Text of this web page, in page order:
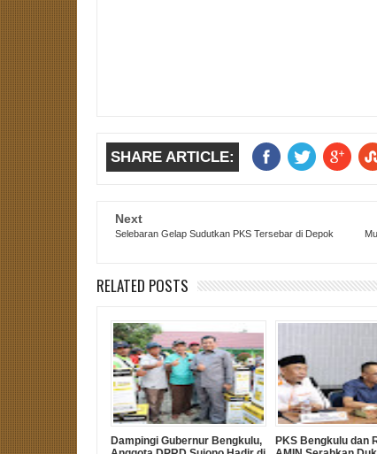
SHARE ARTICLE:
Next
Selebaran Gelap Sudutkan PKS Tersebar di Depok
RELATED POSTS
Dampingi Gubernur Bengkulu,
PKS Bengkulu dan